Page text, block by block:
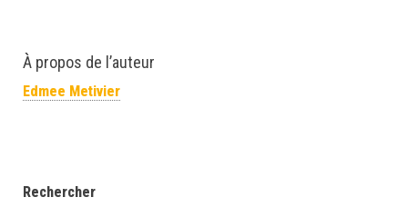
À propos de l’auteur
Edmee Metivier
Rechercher